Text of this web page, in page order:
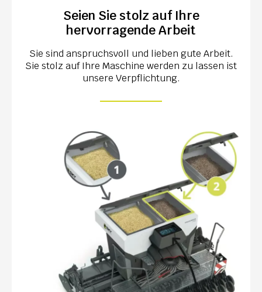
Seien Sie stolz auf Ihre
hervorragende Arbeit
Sie sind anspruchsvoll und lieben gute Arbeit.
Sie stolz auf Ihre Maschine werden zu lassen ist
unsere Verpflichtung.